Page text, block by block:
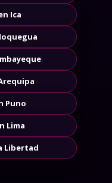
Ica
Puno
Lima
Libertad